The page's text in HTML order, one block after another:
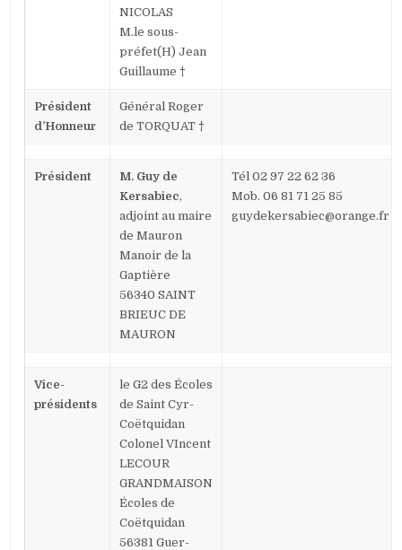
NICOLAS
M.le sous-
préfet(H) Jean
Guillaume †
Président
d’Honneur
Général Roger
de TORQUAT †
Président
M. Guy de
Kersabiec,
adjoint au maire
de Mauron
Manoir de la
Gaptière
56340 SAINT
BRIEUC DE
MAURON
Tél 02 97 22 62 36
Mob. 06 81 71 25 85
guydekersabiec@orange.fr
Vice-
présidents
le G2 des Écoles
de Saint Cyr-
Coëtquidan
Colonel VIncent
LECOUR
GRANDMAISON
Écoles de
Coëtquidan
56381 Guer-